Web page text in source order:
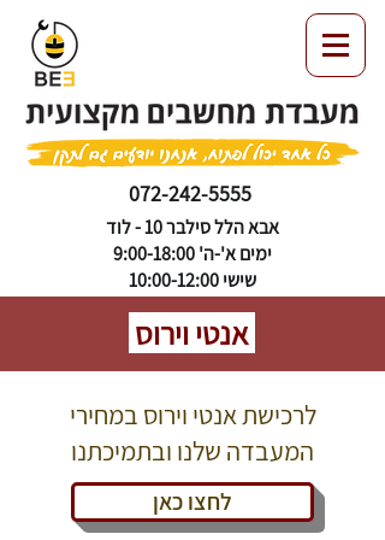
072-242-5555
אבא הלל סילבר 10 - לוד
ימים א'-ה' 9:00-18:00
שישי 10:00-12:00
אנטי וירוס
לרכישת אנטי וירוס במחירי
המעבדה שלנו ובתמיכתנו
לחצו כאן